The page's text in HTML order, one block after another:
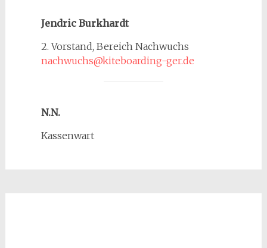
Jendric Burkhardt
2. Vorstand, Bereich Nachwuchs
nachwuchs@kiteboarding-ger.de
N.N.
Kassenwart